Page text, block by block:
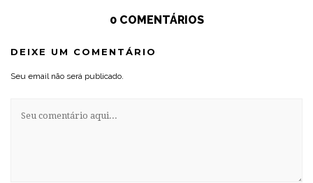
0 COMENTÁRIOS
DEIXE UM COMENTÁRIO
Seu email não será publicado.